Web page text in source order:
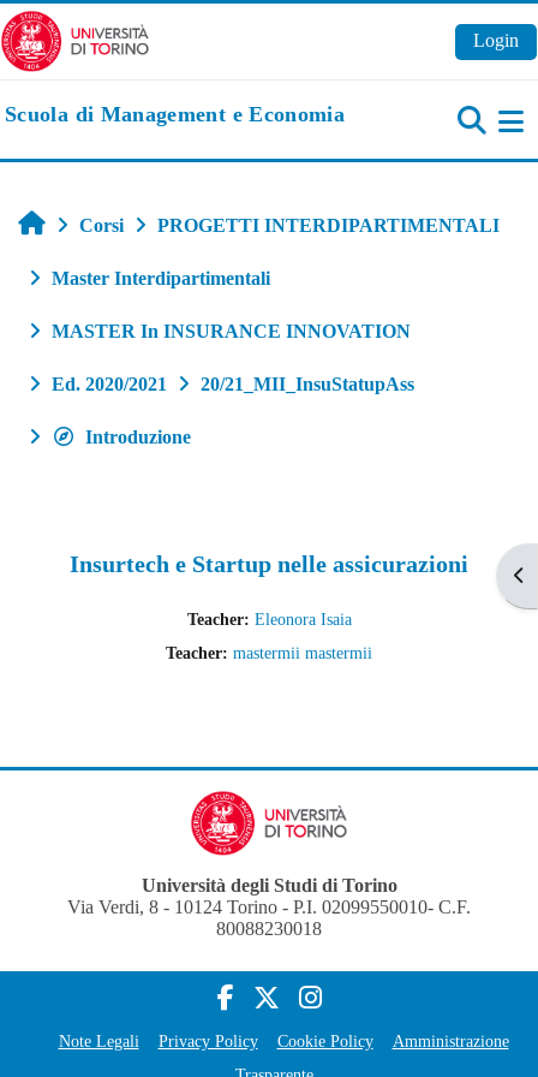
Vai al contenuto principale
Login
Scuola di Management e Economia
Home
Corsi PROGETTI INTERDIPARTIMENTALI
Master Interdipartimentali
MASTER In INSURANCE INNOVATION
Ed. 2020/2021 20/21_MII_InsuStatupAss
Introduzione
Insurtech e Startup nelle assicurazioni
Teacher: Eleonora Isaia
Teacher: mastermii mastermii
Università degli Studi di Torino
Via Verdi, 8 - 10124 Torino - P.I. 02099550010- C.F.
80088230018
Note Legali Privacy Policy Cookie Policy
Amministrazione